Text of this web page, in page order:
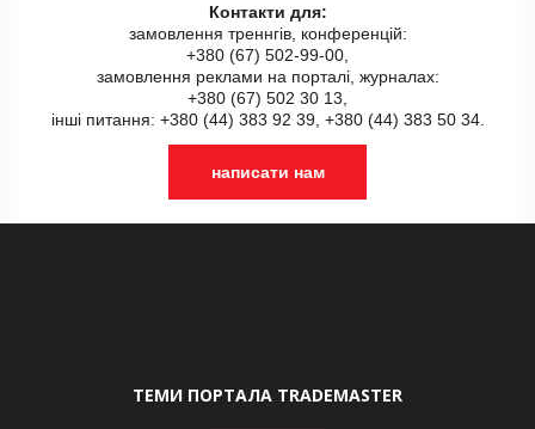
Контакти для:
замовлення треннгів, конференцій:
+380 (67) 502-99-00,
замовлення реклами на порталі, журналах:
+380 (67) 502 30 13,
інші питання: +380 (44) 383 92 39, +380 (44) 383 50 34.
написати нам
ТЕМИ ПОРТАЛА TRADEMASTER